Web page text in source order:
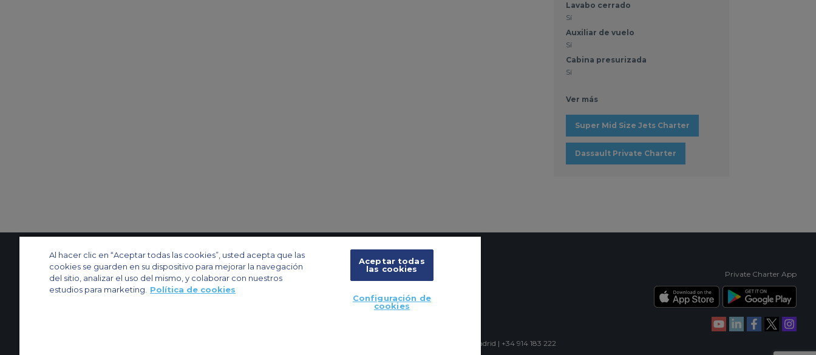
Lavabo cerrado
Sí
Auxiliar de vuelo
Sí
Cabina presurizada
Sí
Ver más
Super Mid Size Jets Charter
Dassault Private Charter
Contactenos Acerca de nosotros Mapa del sitio
Sitios web de ACS
Política y privacidad
Política de cookies
Configuración de cookies
Private Charter App
© 2026 Air Charter Service | España - Servicios de Charter Aereo S.L | Edificio Iberia Mart I, Calle Pedro Teixeira 8, 10 planta, 28020 Madrid | +34 914 183 222
Al hacer clic en “Aceptar todas las cookies”, usted acepta que las
cookies se guarden en su dispositivo para mejorar la navegación
del sitio, analizar el uso del mismo, y colaborar con nuestros
estudios para marketing.
Política de cookies
Aceptar todas
las cookies
Configuración de
cookies